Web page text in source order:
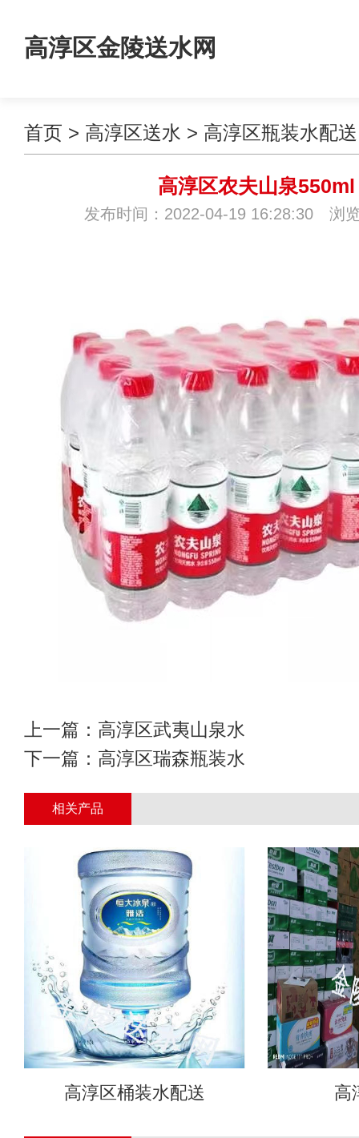
高淳区金陵送水网
首页 > 高淳区送水 > 高淳区瓶装水配送
高淳区农夫山泉550ml
发布时间：2022-04-19 16:28:30 浏
上一篇： 高淳区武夷山泉水
下一篇： 高淳区瑞森瓶装水
相关产品
高淳区桶装水配送 高